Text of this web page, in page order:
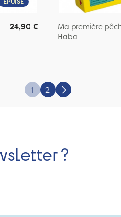
24,90 €
Ma première
Haba
1 2 Suivant
?